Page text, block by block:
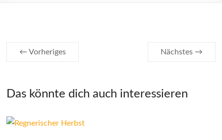
← Vorheriges Nächstes →
Das könnte dich auch interessieren